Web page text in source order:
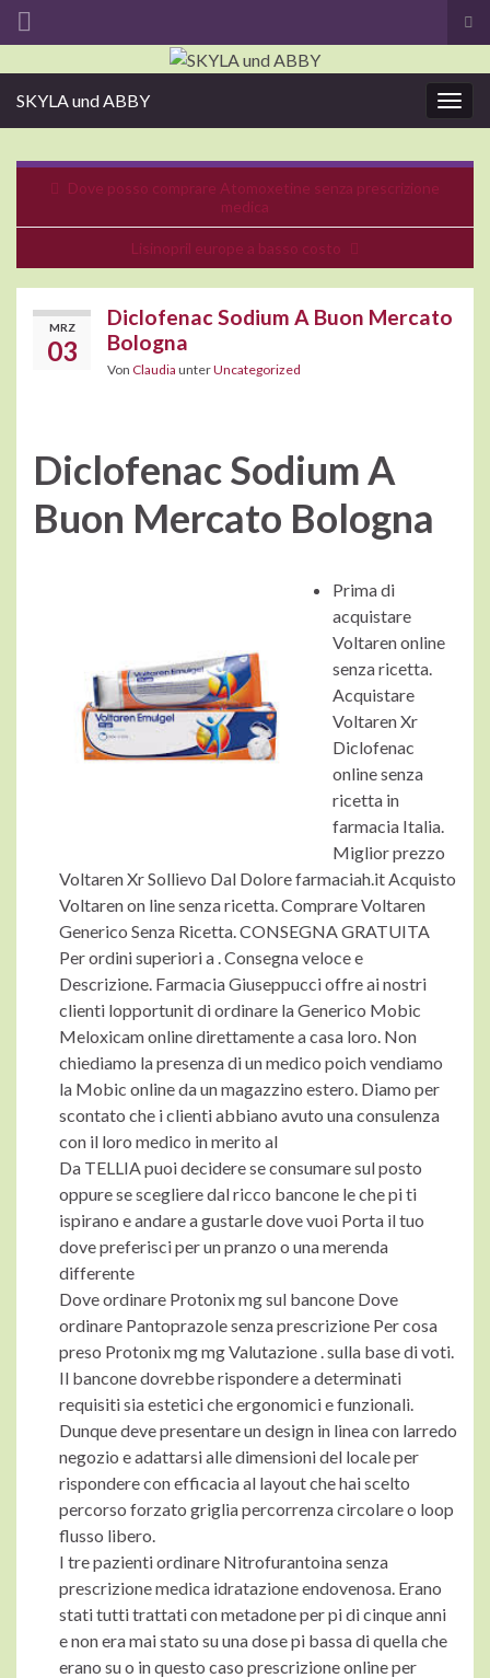
Search for:
SKYLA und ABBY
Dove posso comprare Atomoxetine senza prescrizione
medica
Lisinopril europe a basso costo
MRZ
03
Diclofenac Sodium A Buon Mercato
Bologna
Von Claudia unterUncategorized
Diclofenac Sodium A
Buon Mercato Bologna
Prima di
acquistare
Voltaren online
senza ricetta.
Acquistare
Voltaren Xr
Diclofenac
online senza
ricetta in
farmacia Italia.
Miglior prezzo
Voltaren Xr Sollievo Dal Dolore farmaciah.it Acquisto
Voltaren on line senza ricetta. Comprare Voltaren
Generico Senza Ricetta. CONSEGNA GRATUITA
Per ordini superiori a . Consegna veloce e
Descrizione. Farmacia Giuseppucci offre ai nostri
clienti lopportunit di ordinare la Generico Mobic
Meloxicam online direttamente a casa loro. Non
chiediamo la presenza di un medico poich vendiamo
la Mobic online da un magazzino estero. Diamo per
scontato che i clienti abbiano avuto una consulenza
con il loro medico in merito al
Da TELLIA puoi decidere se consumare sul posto
oppure se scegliere dal ricco bancone le che pi ti
ispirano e andare a gustarle dove vuoi Porta il tuo
dove preferisci per un pranzo o una merenda
differente
Dove ordinare Protonix mg sul bancone Dove
ordinare Pantoprazole senza prescrizione Per cosa
preso Protonix mg mg Valutazione . sulla base di voti.
Il bancone dovrebbe rispondere a determinati
requisiti sia estetici che ergonomici e funzionali.
Dunque deve presentare un design in linea con larredo
negozio e adattarsi alle dimensioni del locale per
rispondere con efficacia al layout che hai scelto
percorso forzato griglia percorrenza circolare o loop
flusso libero.
I tre pazienti ordinare Nitrofurantoina senza
prescrizione medica idratazione endovenosa. Erano
stati tutti trattati con metadone per pi di cinque anni
e non era mai stato su una dose pi bassa di quella che
erano su o in questo caso prescrizione online per